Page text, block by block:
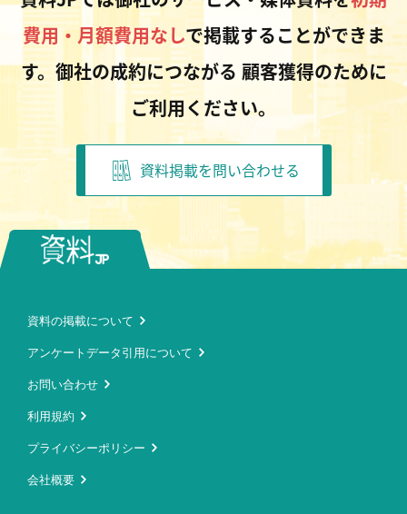
費用・月額費用なしで掲載することができま
す。御社の成約につながる 顧客獲得のために
ご利用ください。
資料掲載を問い合わせる
資料の掲載について
アンケートデータ引用について
お問い合わせ
利用規約
プライバシーポリシー
会社概要